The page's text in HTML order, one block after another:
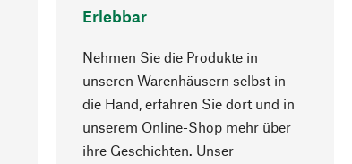
Erlebbar
Nehmen Sie die Produkte in
unseren Warenhäusern selbst in
die Hand, erfahren Sie dort und in
unserem Online-Shop mehr über
ihre Geschichten. Unser